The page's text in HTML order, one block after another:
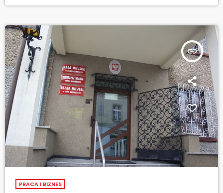
młodych mężczyzn i kobieta w sile […]
insert_link
PRACA I BIZNES